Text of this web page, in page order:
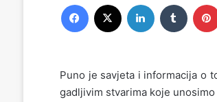
Puno je savjeta i informacija o
gadljivim stvarima koje unosimo